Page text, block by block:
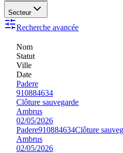
Secteur
Recherche avancée
Nom
Statut
Ville
Date
Padere
910884634
Clôture sauvegarde
Ambrus
02/05/2026
Padere910884634Clôture
Ambrus
02/05/2026